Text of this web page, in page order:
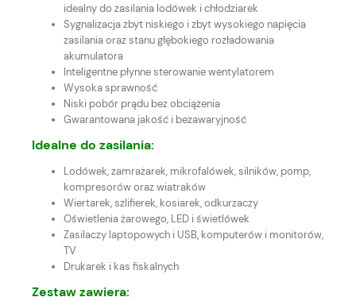
idealny do zasilania lodówek i chłodziarek
Sygnalizacja zbyt niskiego i zbyt wysokiego napięcia
zasilania oraz stanu głębokiego rozładowania
akumulatora
Inteligentne płynne sterowanie wentylatorem
Wysoka sprawność
Niski pobór prądu bez obciążenia
Gwarantowana jakość i bezawaryjność
Idealne do zasilania:
Lodówek, zamrażarek, mikrofalówek, silników, pomp,
kompresorów oraz wiatraków
Wiertarek, szlifierek, kosiarek, odkurzaczy
Oświetlenia żarowego, LED i świetlówek
Zasilaczy laptopowych i USB, komputerów i monitorów,
TV
Drukarek i kas fiskalnych
Zestaw zawiera: